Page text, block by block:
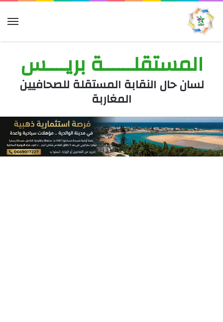
المستقلــــــة بريــــس
لسان حال النقابة المستقلة للصحافيين
المغاربة